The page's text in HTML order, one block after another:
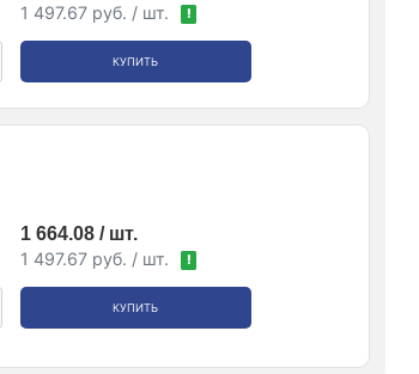
1 497.67 руб. / шт. !
КУПИТЬ
1 664.08 / шт.
1 497.67 руб. / шт. !
КУПИТЬ